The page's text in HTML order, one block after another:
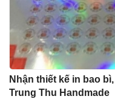
Nhận thiết kế in bao
Trung Thu Handmade